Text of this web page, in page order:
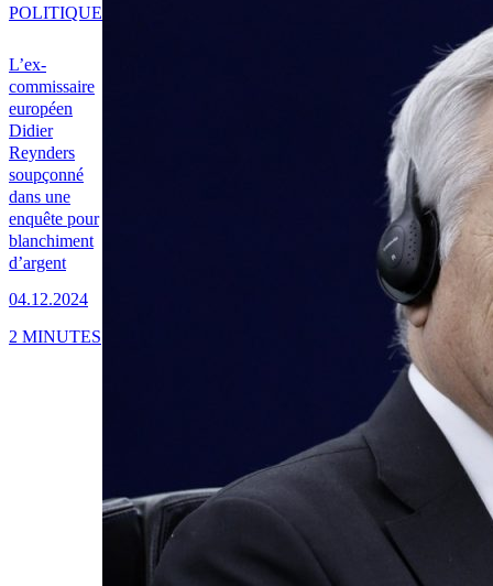
L’ex-
commissaire
européen
Didier
Reynders
soupçonné
dans une
enquête pour
blanchiment
d’argent
04.12.2024
POLITIQUE
2 MINUTES